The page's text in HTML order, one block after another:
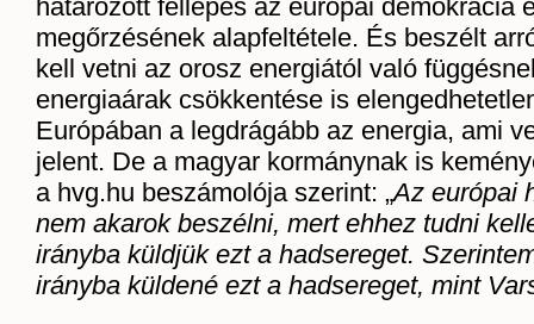
határozott fellépés az európai demokrácia
megőrzésének alapfeltétele. És beszélt
kell vetni az orosz energiától való
energiaárak csökkentése is
Európában a legdrágább az energia, ami
jelent. De a magyar kormánynak is
a hvg.hu beszámolója szerint: „Az európai
nem akarok beszélni, mert ehhez tudni
irányba küldjük ezt a hadsereget.
irányba küldené ezt a hadsereget, mint